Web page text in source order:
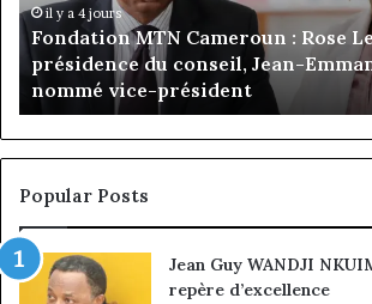
prend
présidence
du
conseil,
Jean-
Emmanuel
Pondi
vice-
président
il y a 4 jours
Fondation MTN Cameroun : Rose
présidence du conseil, Jean-
nommé vice-président
Popular Posts
Jean Guy WANDJI
repère d’excellence